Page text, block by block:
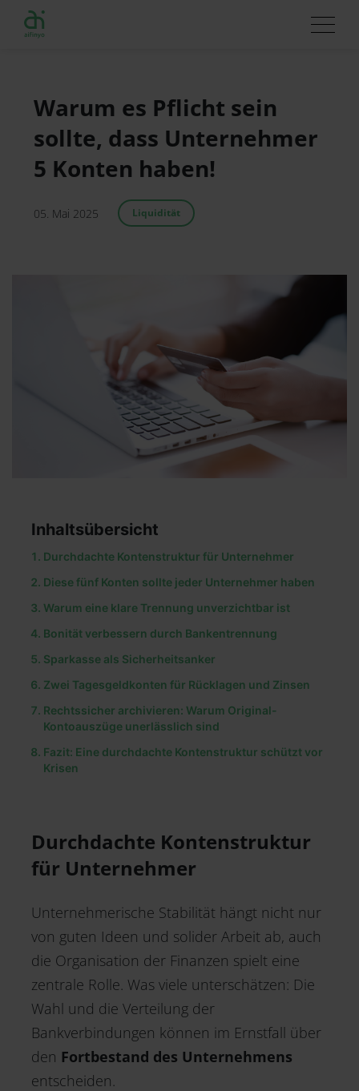
Warum es Pflicht sein
sollte, dass Unternehmer
5 Konten haben!
05. Mai 2025 Liquidität
Inhaltsübersicht
Durchdachte Kontenstruktur für Unternehmer
Diese fünf Konten sollte jeder Unternehmer haben
Warum eine klare Trennung unverzichtbar ist
Bonität verbessern durch Bankentrennung
Sparkasse als Sicherheitsanker
Zwei Tagesgeldkonten für Rücklagen und Zinsen
Rechtssicher archivieren: Warum Original-
Kontoauszüge unerlässlich sind
Fazit: Eine durchdachte Kontenstruktur schützt vor
Krisen
Durchdachte Kontenstruktur
für Unternehmer
Unternehmerische Stabilität hängt nicht nur
von guten Ideen und solider Arbeit ab, auch
die Organisation der Finanzen spielt eine
zentrale Rolle. Was viele unterschätzen: Die
Wahl und die Verteilung der
Bankverbindungen können im Ernstfall über
den Fortbestand des Unternehmens
entscheiden.